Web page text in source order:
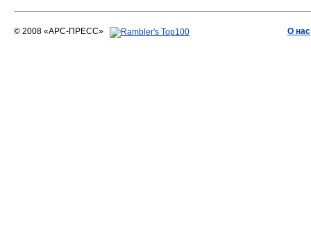
© 2008 «АРС-ПРЕСС» О нас